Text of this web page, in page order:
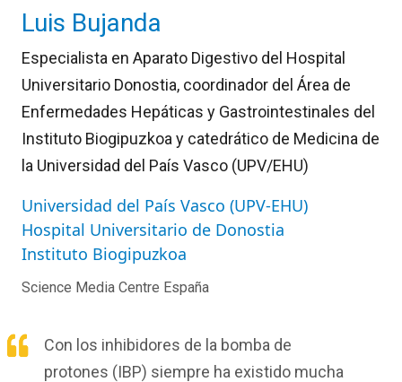
Luis Bujanda
Especialista en Aparato Digestivo del Hospital
Universitario Donostia, coordinador del Área de
Enfermedades Hepáticas y Gastrointestinales del
Instituto Biogipuzkoa y catedrático de Medicina de
la Universidad del País Vasco (UPV/EHU)
Universidad del País Vasco (UPV-EHU)
Hospital Universitario de Donostia
Instituto Biogipuzkoa
Science Media Centre España
Con los inhibidores de la bomba de
protones (IBP) siempre ha existido mucha